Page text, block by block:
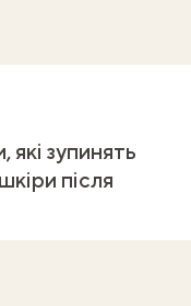
які зупинять
після